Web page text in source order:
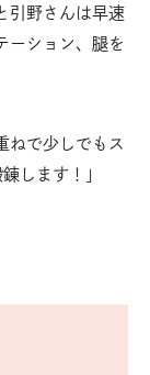
引野さんは早速
ーション、腿を
ねで少しでもス
します！」